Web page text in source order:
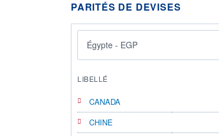
PARITÉS DE DEVISES
Égypte - EGP
LIBELLÉ
CANADA
CHINE